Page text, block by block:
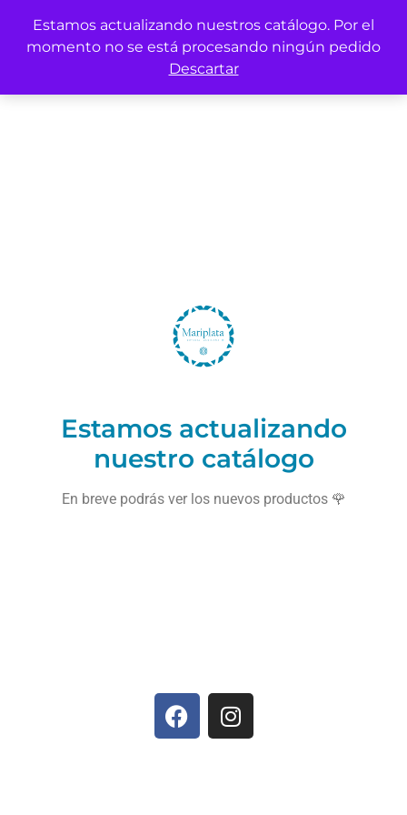
Estamos actualizando nuestros catálogo. Por el
momento no se está procesando ningún pedido
Descartar
Estamos actualizando
nuestro catálogo
En breve podrás ver los nuevos productos 🌹